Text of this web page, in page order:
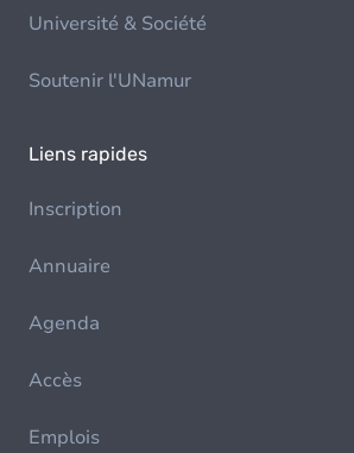
Université & Société
Soutenir l'UNamur
Liens rapides
Inscription
Annuaire
Agenda
Accès
Emplois